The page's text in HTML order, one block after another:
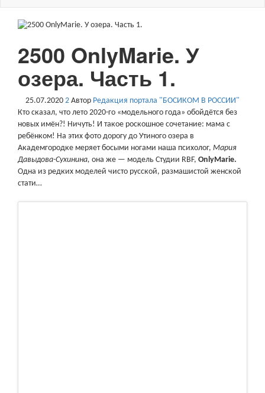
2500 OnlyMarie. У
озера. Часть 1.
25.07.2020 2 Автор Редакция портала "БОСИКОМ В РОССИИ"
Кто сказал, что лето 2020-го «модельного года» обойдётся без
новых имён?! Ничуть! И такое роскошное сочетание: мама с
ребёнком! На этих фото дорогу до Утиного озера в
Академгородке меряет босыми ногами наша психолог, Мария
Давыдова-Сухинина, она же — модель Студии RBF, OnlyMarie.
Одна из редких моделей чисто русской, размашистой женской
стати…